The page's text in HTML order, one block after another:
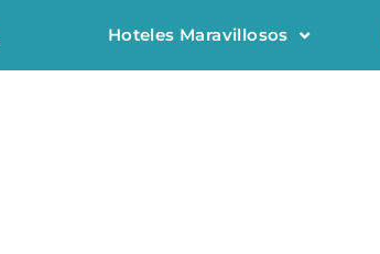
Hoteles Maravillosos